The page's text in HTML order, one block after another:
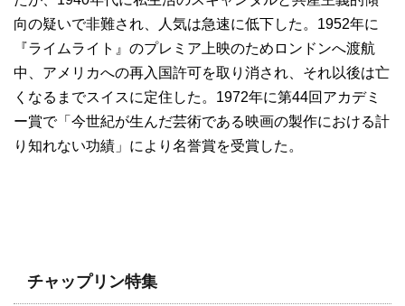
向の疑いで非難され、人気は急速に低下した。1952年に
『ライムライト』のプレミア上映のためロンドンへ渡航
中、アメリカへの再入国許可を取り消され、それ以後は亡
くなるまでスイスに定住した。1972年に第44回アカデミ
ー賞で「今世紀が生んだ芸術である映画の製作における計
り知れない功績」により名誉賞を受賞した。
チャップリン特集